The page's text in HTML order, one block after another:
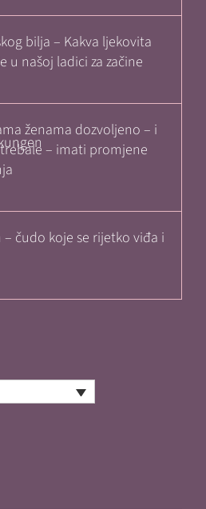
bilja – Kakva ljekovita
u našoj ladici za začine
ženama dozvoljeno – i
– imati promjene
– čudo koje se rijetko viđa i